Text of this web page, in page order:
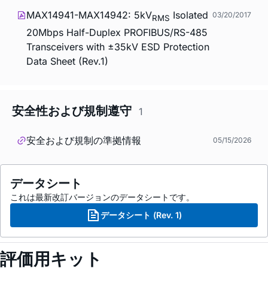
MAX14941-MAX14942: 5kVRMS Isolated
20Mbps Half-Duplex PROFIBUS/RS-485
Transceivers with ±35kV ESD Protection
Data Sheet (Rev.1)
03/20/2017
安全性および規制遵守 1
安全および規制の準拠情報 05/15/2026
データシート
これは最新改訂バージョンのデータシートです。
データシート (Rev. 1)
評価用キット